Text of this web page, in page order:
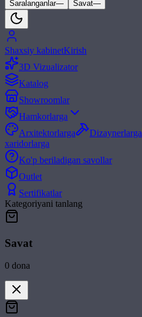
Saralanganlar— Savat—
Shaxsiy kabinetKirish
3D Vizualizator
Katalog
Showroomlar
Hamkorlarga
Arxitektorlarga
Dizaynerlarga
xaridorlarga
Ko'p beriladigan savollar
Outlet
Sertifikatlar
Kategoriyani tanlang
Savat
0 dona